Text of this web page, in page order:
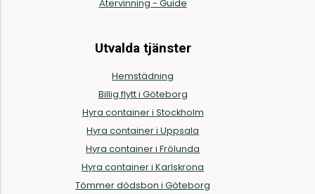
Återvinning - Guide
Utvalda tjänster
Hemstädning
Billig flytt i Göteborg
Hyra container i Stockholm
Hyra container i Uppsala
Hyra container i Frölunda
Hyra container i Karlskrona
Tömmer dödsbon i Göteborg